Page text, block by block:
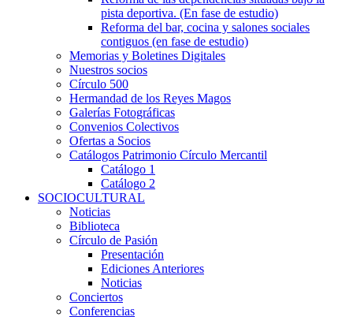
pista deportiva. (En fase de estudio)
Reforma del bar, cocina y salones sociales
contiguos (en fase de estudio)
Memorias y Boletines Digitales
Nuestros socios
Círculo 500
Hermandad de los Reyes Magos
Galerías Fotográficas
Convenios Colectivos
Ofertas a Socios
Catálogos Patrimonio Círculo Mercantil
Catálogo 1
Catálogo 2
SOCIOCULTURAL
Noticias
Biblioteca
Círculo de Pasión
Presentación
Ediciones Anteriores
Noticias
Conciertos
Conferencias